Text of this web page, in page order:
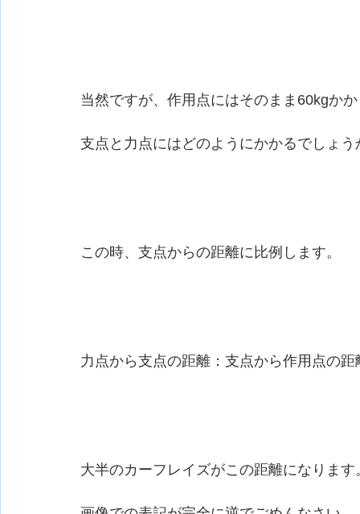
当然ですが、作用点にはそのまま60kgか
支点と力点にはどのようにかかるでしょう
この時、支点からの距離に比例します。
力点から支点の距離：支点から作用点の距
大半のカーフレイズがこの距離になります